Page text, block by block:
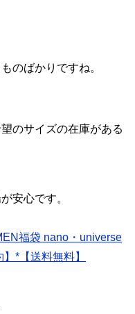
のばかりですね。
のサイズの在庫がある
安心です。
福袋 nano・universe
*【送料無料】